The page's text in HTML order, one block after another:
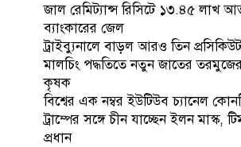
জাল রেমিট্যান্স রিসিটে ১৩.৪৫ লাখ
ব্যাংকারের জেল
ট্রাইব্যুনালে বাড়ল আরও তিন
মালচিং পদ্ধতিতে নতুন জাতের
কৃষক
বিশ্বের এক নম্বর ইউটিউব চ্যানেল
ট্রাম্পের সঙ্গে চীন যাচ্ছেন ইলন মাস্ক,
প্রধান